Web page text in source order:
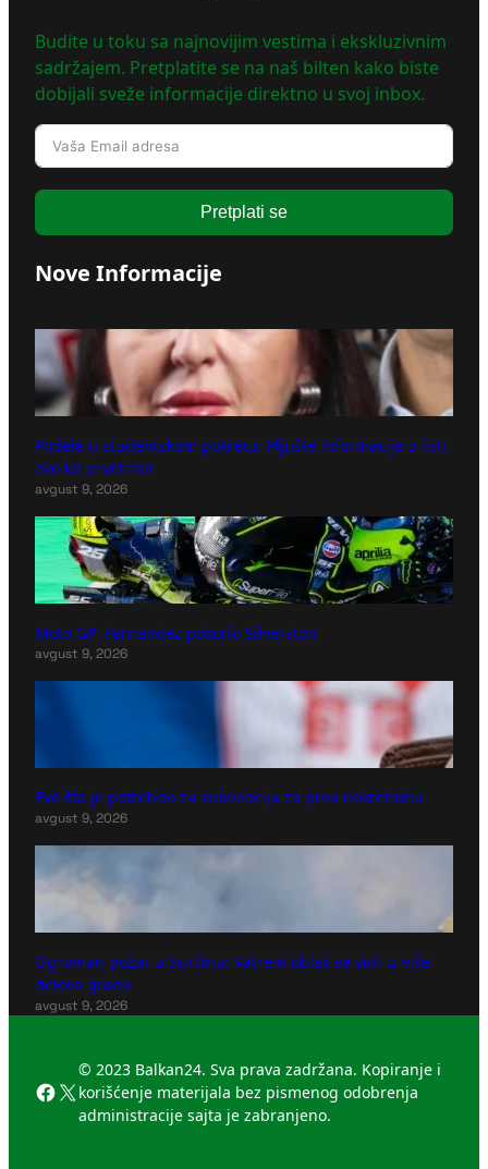
Budite u toku sa najnovijim vestima i ekskluzivnim
sadržajem. Pretplatite se na naš bilten kako biste
dobijali sveže informacije direktno u svoj inbox.
Pretplati se
Nove Informacije
Podele u studentskom pokretu: Pljušte informacije o listi,
evo ko je vetiran
avgust 9, 2026
Moto GP: Fernandez pokorio Silverston
avgust 9, 2026
Evo šta je potrebno za subvenciju za prvu nekretninu
avgust 9, 2026
Ogroman požar u Surčinu: Vatreni oblak se vidi iz više
delova grada
avgust 9, 2026
Facebook
X
© 2023 Balkan24. Sva prava zadržana. Kopiranje i
korišćenje materijala bez pismenog odobrenja
administracije sajta je zabranjeno.